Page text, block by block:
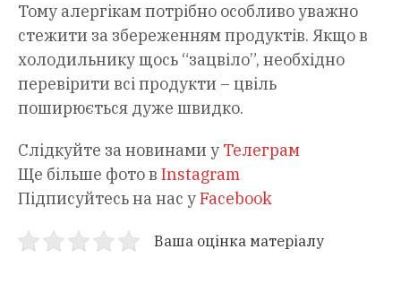
Тому алергікам потрібно особливо уважно
стежити за збереженням продуктів. Якщо в
холодильнику щось “зацвіло”, необхідно
перевірити всі продукти – цвіль
поширюється дуже швидко.
Слідкуйте за новинами у Телеграм
Ще більше фото в Instagram
Підписуйтесь на нас уFacebook
Ваша оцінка матеріалу